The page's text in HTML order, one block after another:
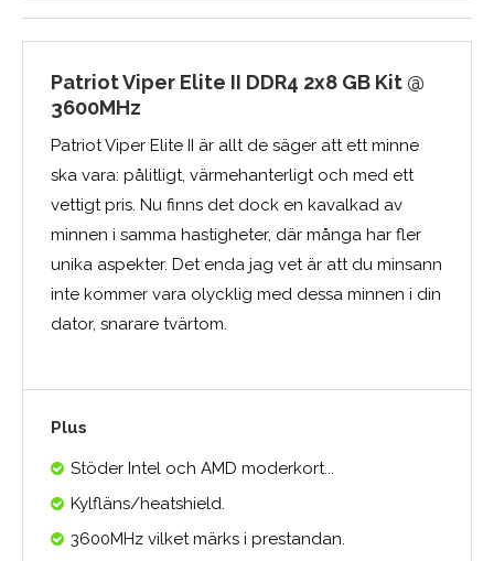
Patriot Viper Elite II DDR4 2x8 GB Kit @
3600MHz
Patriot Viper Elite II är allt de säger att ett minne
ska vara: pålitligt, värmehanterligt och med ett
vettigt pris. Nu finns det dock en kavalkad av
minnen i samma hastigheter, där många har fler
unika aspekter. Det enda jag vet är att du minsann
inte kommer vara olycklig med dessa minnen i din
dator, snarare tvärtom.
Plus
Stöder Intel och AMD moderkort...
Kylfläns/heatshield.
3600MHz vilket märks i prestandan.